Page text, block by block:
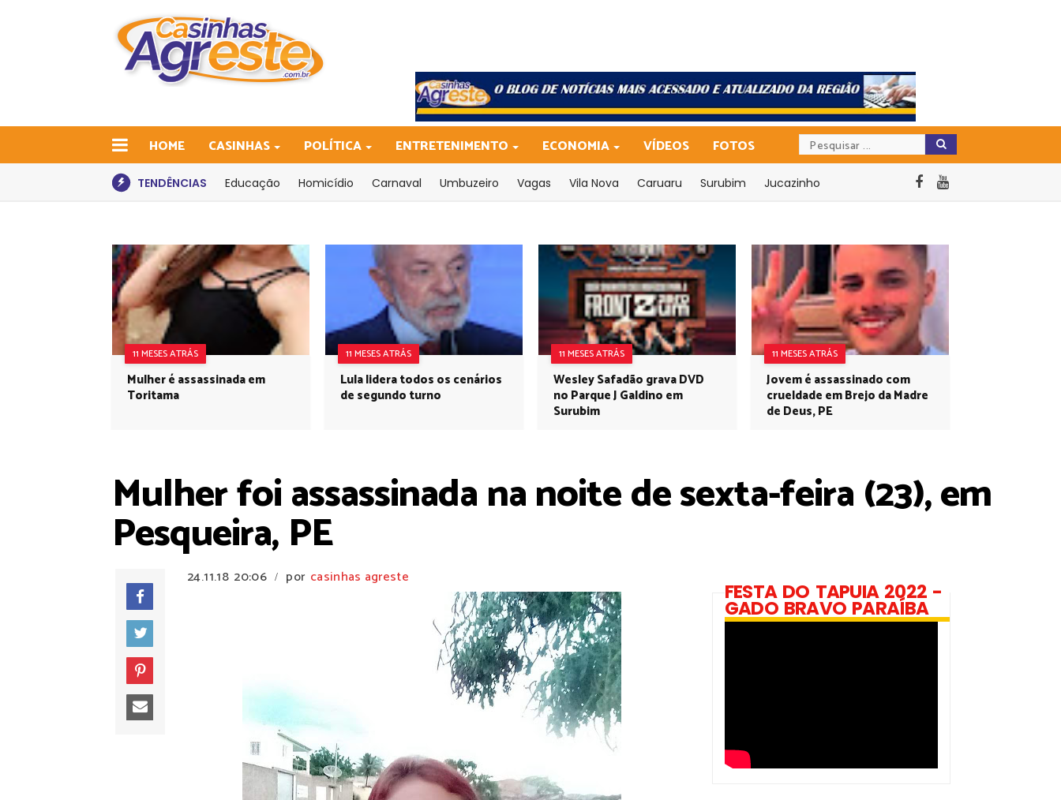
HOME CASINHAS POLÍTICA ENTRETENIMENTO ECONOMIA VÍDEOS FOTOS
TENDÊNCIAS Educação Homicídio Carnaval Umbuzeiro Vagas Vila Nova Caruaru Surubim Jucazinho
11 MESES ATRÁS
Mulher é assassinada em
Toritama
11 MESES ATRÁS
Lula lidera todos os cenários
de segundo turno
11 MESES ATRÁS
Wesley Safadão grava DVD
no Parque J Galdino em
Surubim
11 MESES ATRÁS
Jovem é assassinado com
crueldade em Brejo da Madre
de Deus, PE
Mulher foi assassinada na noite de sexta-feira (23), em
Pesqueira, PE
24.11.18 20:06 / por casinhas agreste
FESTA DO TAPUIA 2022 -
GADO BRAVO PARAÍBA